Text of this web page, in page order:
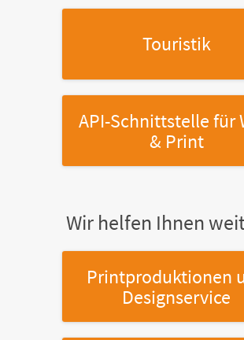
Touristik
API-Schnittstellefür
& Print
Wir helfen Ihnen
Printproduktionen
Designservice